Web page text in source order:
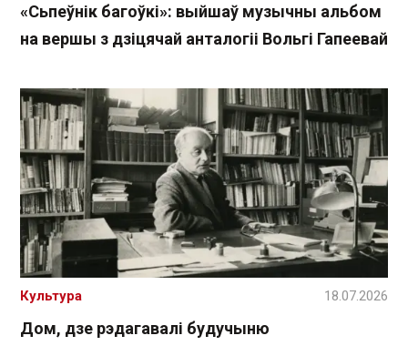
«Сьпеўнік багоўкі»: выйшаў музычны альбом
на вершы з дзіцячай анталогіі Вольгі Гапеевай
Дом, дзе рэдагавалі будучыню
Культура 18.07.2026